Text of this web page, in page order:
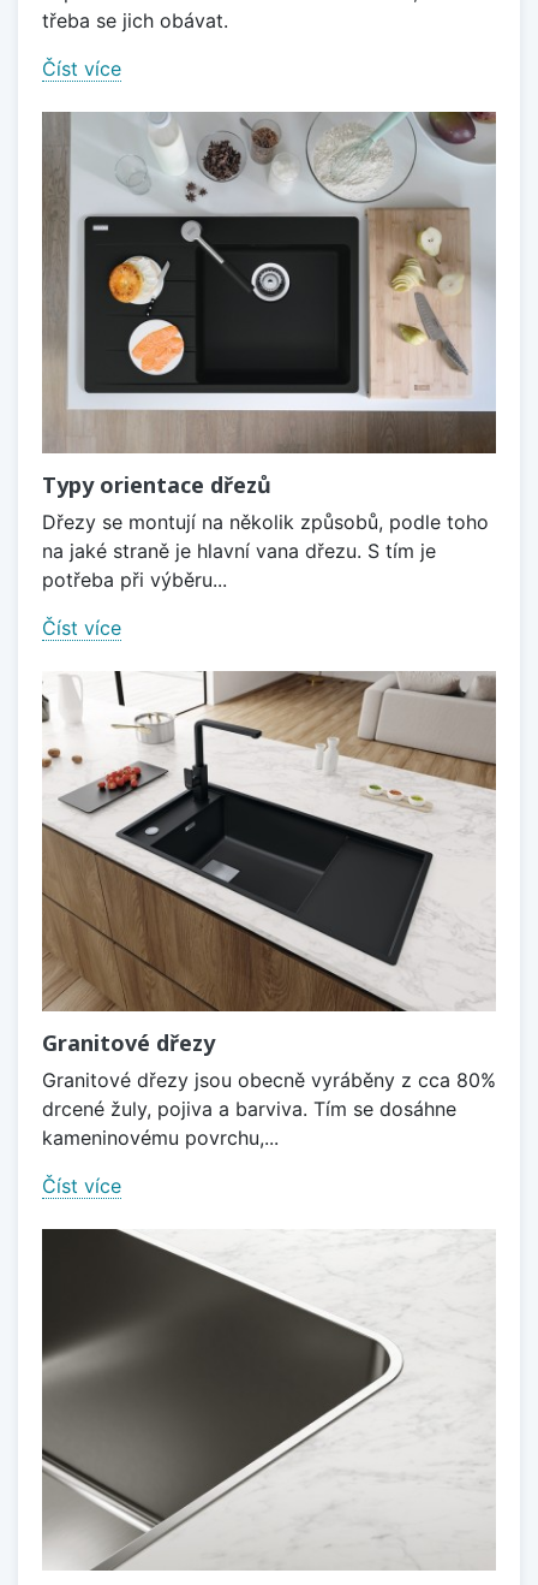
třeba se jich obávat.
Číst více
Typy orientace dřezů
Dřezy se montují na několik způsobů, podle toho
na jaké straně je hlavní vana dřezu. S tím je
potřeba při výběru...
Číst více
Granitové dřezy
Granitové dřezy jsou obecně vyráběny z cca 80%
drcené žuly, pojiva a barviva. Tím se dosáhne
kameninovému povrchu,...
Číst více